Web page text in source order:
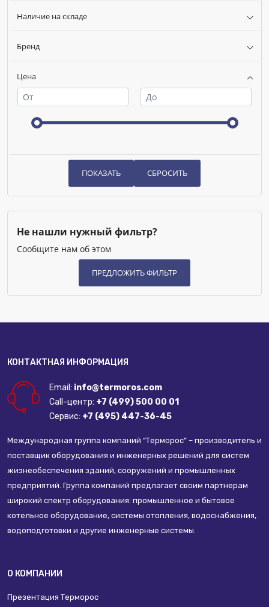
Цена
Бренд
Наличие на складе
Не нашли нужный фильтр?
Сообщите нам об этом
КОНТАКТНАЯ ИНФОРМАЦИЯ
Email: info@termoros.com
Call-центр: +7 (499) 500 00 01
Сервис: +7 (495) 447-36-45
Международная группа компаний “Терморос” – производитель и
поставщик оборудования и инженерных решений для систем
жизнеобеспечения зданий, сооружений и промышленных
предприятий. Группа компаний предлагает своим партнерам
широкий спектр оборудования: промышленное и бытовое
котельное оборудование, системы отопления, водоснабжения,
водоподготовки и другие инженерные системы.
О КОМПАНИИ
Презентация Терморос